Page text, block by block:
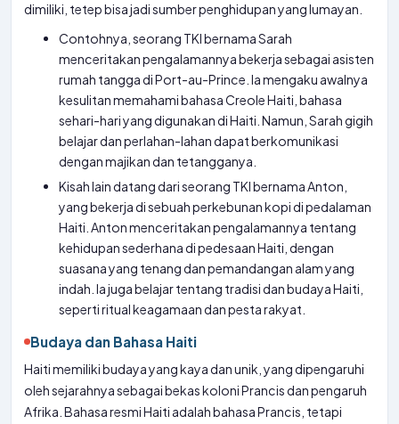
dimiliki, tetep bisa jadi sumber penghidupan yang lumayan.
Contohnya, seorang TKI bernama Sarah
menceritakan pengalamannya bekerja sebagai asisten
rumah tangga di Port-au-Prince. Ia mengaku awalnya
kesulitan memahami bahasa Creole Haiti, bahasa
sehari-hari yang digunakan di Haiti. Namun, Sarah gigih
belajar dan perlahan-lahan dapat berkomunikasi
dengan majikan dan tetangganya.
Kisah lain datang dari seorang TKI bernama Anton,
yang bekerja di sebuah perkebunan kopi di pedalaman
Haiti. Anton menceritakan pengalamannya tentang
kehidupan sederhana di pedesaan Haiti, dengan
suasana yang tenang dan pemandangan alam yang
indah. Ia juga belajar tentang tradisi dan budaya Haiti,
seperti ritual keagamaan dan pesta rakyat.
Budaya dan Bahasa Haiti
Haiti memiliki budaya yang kaya dan unik, yang dipengaruhi
oleh sejarahnya sebagai bekas koloni Prancis dan pengaruh
Afrika. Bahasa resmi Haiti adalah bahasa Prancis, tetapi